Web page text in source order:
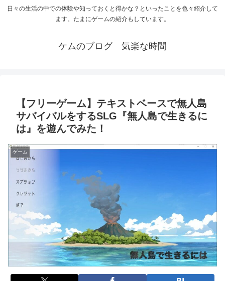
日々の生活の中での体験や知っておくと得かな？といったことを色々紹介して
ます。たまにゲームの紹介もしています。
ケムのブログ 気楽な時間
【フリーゲーム】テキストベースで無人島
サバイバルをするSLG『無人島で生きるに
は』を遊んでみた！
ゲーム